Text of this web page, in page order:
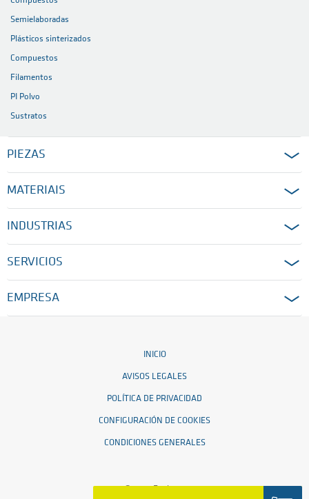
Semielaboradas
Plásticos sinterizados
Compuestos
Filamentos
PI Polvo
Sustratos
PIEZAS
MATERIAIS
INDUSTRIAS
SERVICIOS
EMPRESA
INICIO
AVISOS LEGALES
POLÍTICA DE PRIVACIDAD
CONFIGURACIÓN DE COOKIES
CONDICIONES GENERALES
© 2026 Ensinger